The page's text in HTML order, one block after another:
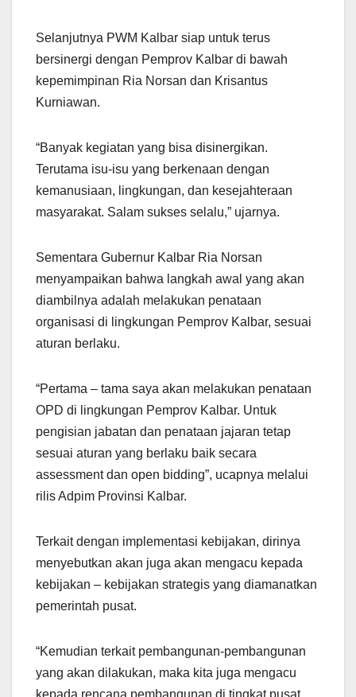
Selanjutnya PWM Kalbar siap untuk terus
bersinergi dengan Pemprov Kalbar di bawah
kepemimpinan Ria Norsan dan Krisantus
Kurniawan.
“Banyak kegiatan yang bisa disinergikan.
Terutama isu-isu yang berkenaan dengan
kemanusiaan, lingkungan, dan kesejahteraan
masyarakat. Salam sukses selalu,” ujarnya.
Sementara Gubernur Kalbar Ria Norsan
menyampaikan bahwa langkah awal yang akan
diambilnya adalah melakukan penataan
organisasi di lingkungan Pemprov Kalbar, sesuai
aturan berlaku.
“Pertama – tama saya akan melakukan penataan
OPD di lingkungan Pemprov Kalbar. Untuk
pengisian jabatan dan penataan jajaran tetap
sesuai aturan yang berlaku baik secara
assessment dan open bidding”, ucapnya melalui
rilis Adpim Provinsi Kalbar.
Terkait dengan implementasi kebijakan, dirinya
menyebutkan akan juga akan mengacu kepada
kebijakan – kebijakan strategis yang diamanatkan
pemerintah pusat.
“Kemudian terkait pembangunan-pembangunan
yang akan dilakukan, maka kita juga mengacu
kepada rencana pembangunan di tingkat pusat.